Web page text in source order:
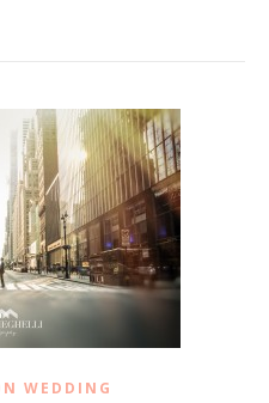
WEDDING